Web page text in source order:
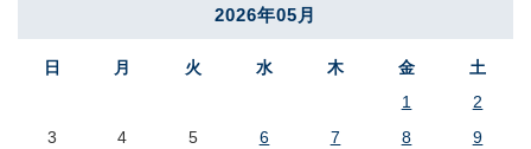
2026年05月
日 月 火 水 木 金 土
1
2
3
4 5 6 7 8
9